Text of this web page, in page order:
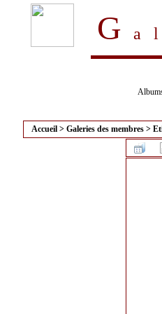
G
Accueil > Galeries des membres >